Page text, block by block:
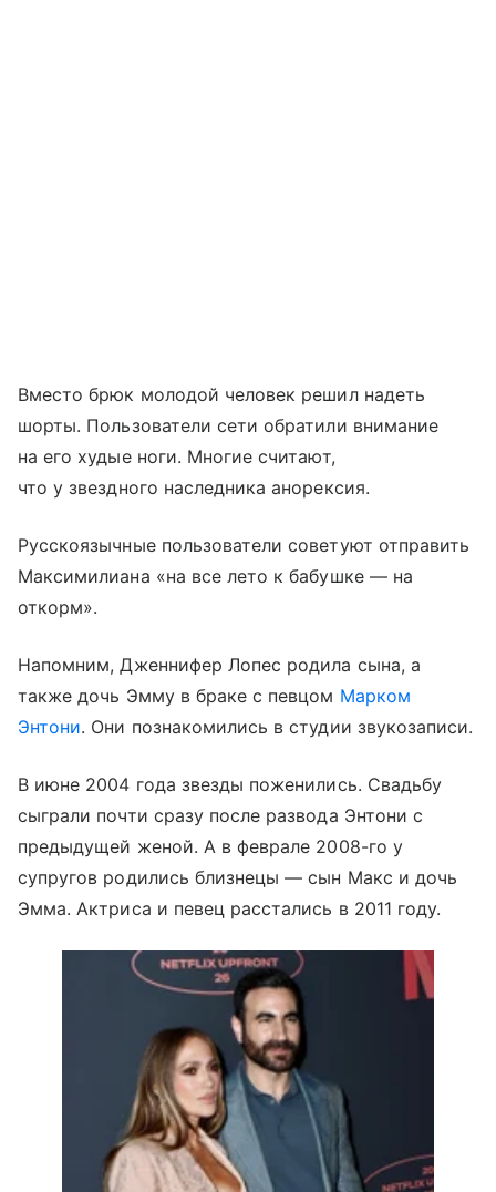
Вместо брюк молодой человек решил надеть
шорты. Пользователи сети обратили внимание
на его худые ноги. Многие считают,
что у звездного наследника анорексия.
Русскоязычные пользователи советуют отправить
Максимилиана «на все лето к бабушке — на
откорм».
Напомним, Дженнифер Лопес родила сына, а
также дочь Эмму в браке с певцом Марком
Энтони. Они познакомились в студии звукозаписи.
В июне 2004 года звезды поженились. Свадьбу
сыграли почти сразу после развода Энтони с
предыдущей женой. А в феврале 2008-го у
супругов родились близнецы — сын Макс и дочь
Эмма. Актриса и певец расстались в 2011 году.